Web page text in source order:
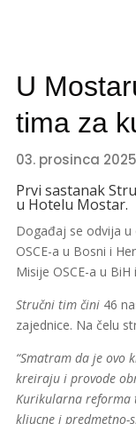
U
tima za
03. prosinca
Prvi sastanak
u Hotelu Mostar.
Događaj se odvija
OSCE-a u Bosni i
Misije OSCE-a u
Stručni tim čini 46
zajednice. Na čelu
“Smatram da je ovo
kreiraju i provode
Kurikularna reforma
kljucne i predmetno-